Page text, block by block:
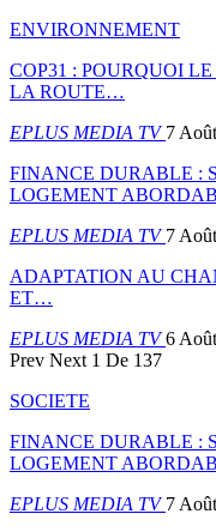
ENVIRONNEMENT
COP31 : POURQUOI
LA ROUTE…
EPLUS MEDIA TV7
FINANCE DURABLE :
LOGEMENT
EPLUS MEDIA TV7
ADAPTATION AU
ET…
EPLUS MEDIA TV6
Prev Next 1 De 137
SOCIETE
FINANCE DURABLE :
LOGEMENT
EPLUS MEDIA TV7